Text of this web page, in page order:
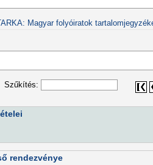
Magyar folyóiratok
Szűkítés:
rendezvénye